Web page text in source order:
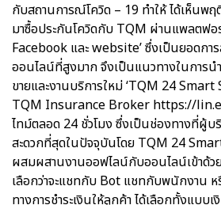
กับสถานการณ์โควิด – 19 ทำให้ ได้เห็นพ
มาซื้อประกันโควิดกับ TQM ผ่านแพลตฟ
Facebook และ website’ ซึ่งเป็นยอดกา
ออนไลน์ที่สูงมาก จึงเป็นแนวทางในการ
ขายและงานบริการใหม่ ‘TQM 24
TQM Insurance Broker https://
ไทม์ตลอด 24 ชั่วโมง ซึ่งเป็นช่องทางที่ผู้บริ
สะดวกที่สุดในปัจจุบันโดย TQM 24
ผสมผสานงานออฟไลน์กับออนไลน์เข้าด้ว
เลือกว่าจะแชทกับ Bot แชทกับพนักงาน
ทางการชำระเงินให้ลูกค้า ได้เลือกทั้งแบบ